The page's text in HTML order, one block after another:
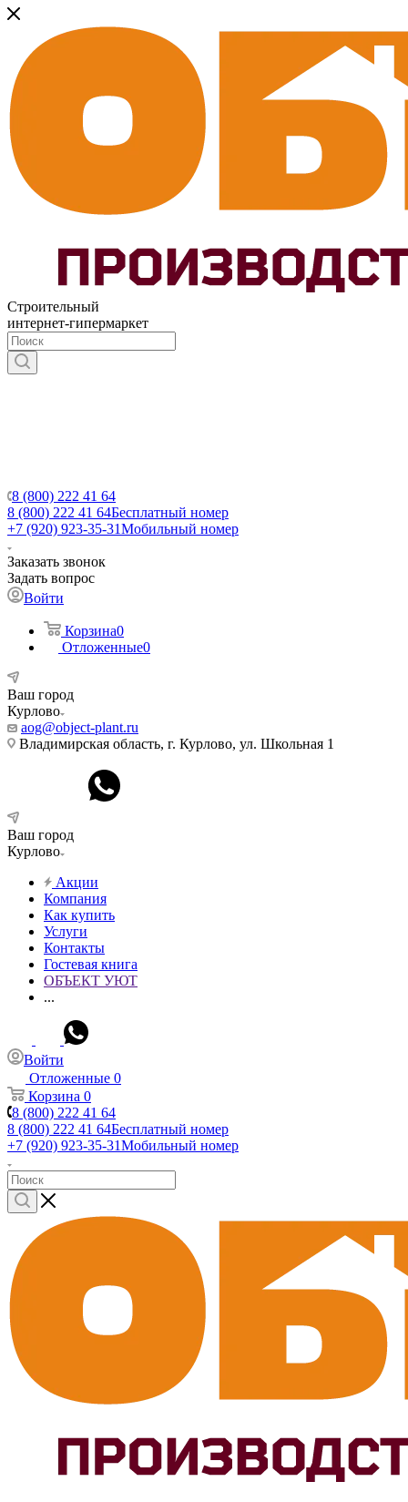
Строительный
интернет-гипермаркет
8 (800) 222 41 64
8 (800) 222 41 64Бесплатный номер
+7 (920) 923-35-31Мобильный номер
Заказать звонок
Задать вопрос
Войти
Корзина0
Отложенные0
Ваш город
Курлово
aog@object-plant.ru
Владимирская область, г. Курлово, ул. Школьная 1
Ваш город
Курлово
Акции
Компания
Как купить
Услуги
Контакты
Гостевая книга
ОБЪЕКТ УЮТ
...
Войти
Отложенные 0
Корзина 0
8 (800) 222 41 64
8 (800) 222 41 64Бесплатный номер
+7 (920) 923-35-31Мобильный номер